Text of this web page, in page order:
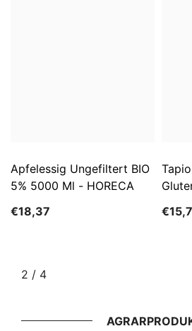
Apfelessig Ungefiltert BIO
5% 5000 Ml - HORECA
€18,37
2 / von
4